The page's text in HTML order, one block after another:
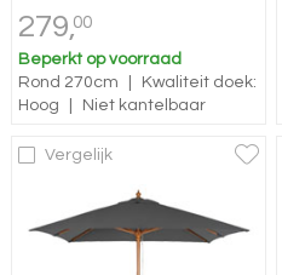
279,00
Beperkt op voorraad
Rond 270cm
Kwaliteit doek:
Hoog
Niet kantelbaar
Vergelijk